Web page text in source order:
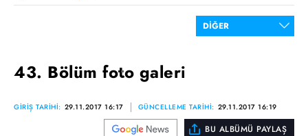
43. Bölüm foto galeri
GİRİŞ TARİHİ: 29.11.2017 16:17 GÜNCELLEME TARİHİ: 29.11.2017 16:19
BU ALBÜMÜ PAYLAŞ